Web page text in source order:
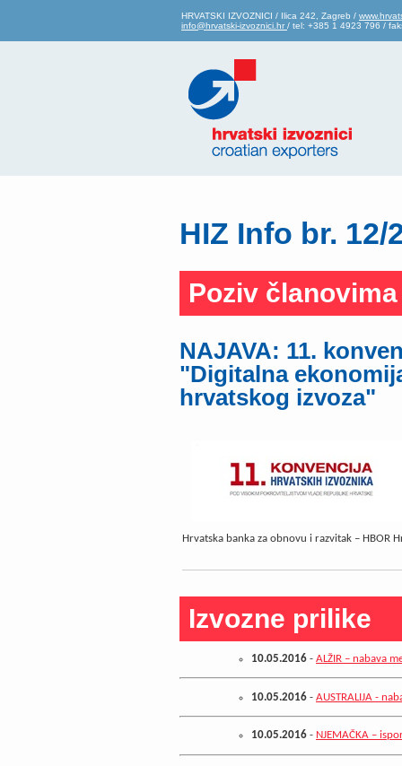
HRVATSKI IZVOZNICI / Ilica 242, Zagreb /
info@hrvatski-izvoznici.hr / tel: +385 1 4923 796 /
HIZ Info br. 12/
Poziv članovima
NAJAVA: 11.
"Digitalna
hrvatskog izvoza"
Hrvatska banka za obnovu i razvitak – HBOR
Izvozne prilike
10.05.2016 - ALŽIR – nabava
10.05.2016 - AUSTRALIJA -
10.05.2016 - NJEMAČKA –